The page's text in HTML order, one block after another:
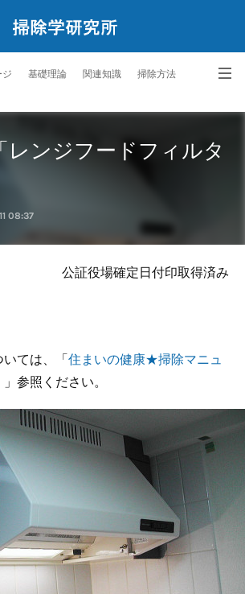
ジ 基礎理論 関連知識 掃除方法
ペットと暮らす掃除学 サービス 研究所案内 問合せ
レンジフードフィルタ
08:37
公証役場確定日付印取得済み
ては、「住まいの健康★掃除マニュ
」参照ください。